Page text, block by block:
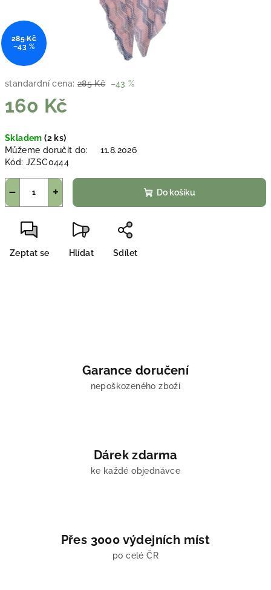
standardní cena: 285 Kč –43 %
160 Kč
cena:
Skladem(2 ks)
Můžeme doručit do:
11.8.2026
Kód: JZSC0444
+
− Do košíku
Zeptat se Hlídat Sdílet
285 Kč
–43 %
Garance doručení
nepoškozeného zboží
Dárek zdarma
ke každé objednávce
Přes 3000 výdejních míst
po celé ČR